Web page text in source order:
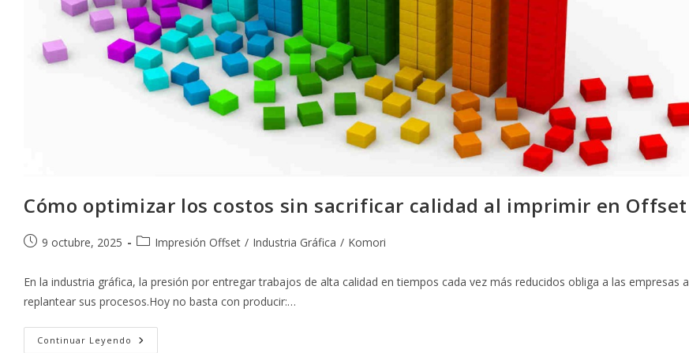
Cómo optimizar los costos sin sacrificar calidad al imprimir en Offset
Publicación
la
entrada:
9 octubre, 2025
Categoría
la
entrada:
Impresión Offset / Industria Gráfica / Komori
En la industria gráfica, la presión por entregar trabajos de alta calidad en tiempos cada vez más reducidos obliga a las empresas a
replantear sus procesos.Hoy no basta con producir:…
Continuar Leyendo Cómo